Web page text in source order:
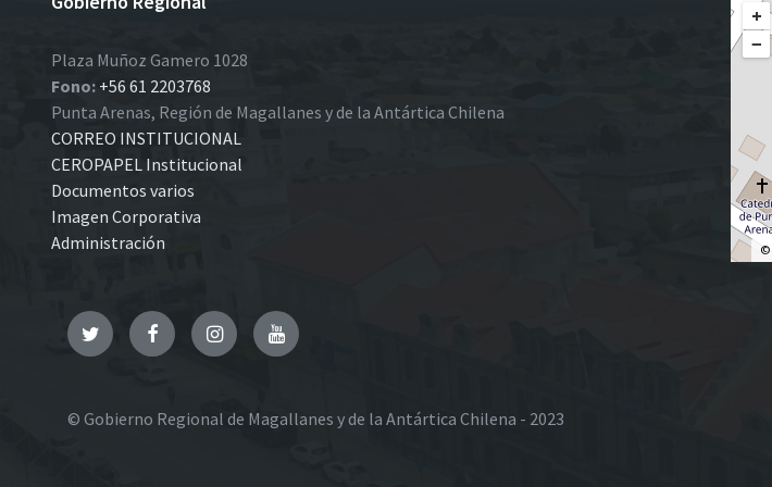
Plaza Muñoz Gamero 1028
Fono: +56 61 2203768
Punta Arenas, Región de Magallanes y de la Antártica Chilena
CORREO INSTITUCIONAL
CEROPAPEL Institucional
Documentos varios
Imagen Corporativa
Administración
+
−
©
TwitterFacebookInstagramYouTube
© Gobierno Regional de Magallanes y de la Antártica Chilena - 2023